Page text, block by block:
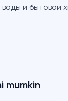
воды и бытовой
mumkin